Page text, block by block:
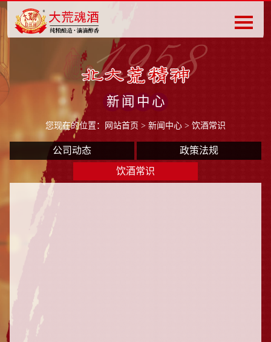
新闻中心
您现在的位置： 网站首页 > 新闻中心 > 饮酒常识
公司动态
政策法规
饮酒常识